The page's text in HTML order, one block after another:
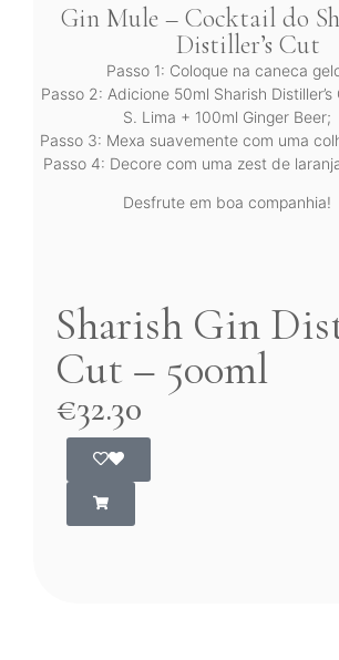
Gin Mule – Cocktail do
Distiller’s Cut
Passo 1: Coloque na caneca
Passo 2: Adicione 50ml Sharish Distiller’s
S. Lima + 100ml Ginger Beer;
Passo 3: Mexa suavemente com uma
Passo 4: Decore com uma zest de
Desfrute em boa companhia!
Sharish Gin
Cut – 500ml
€32.30